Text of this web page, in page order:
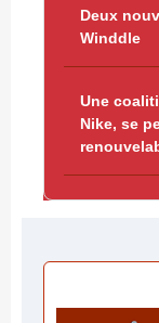
Deux
Winddle
Une
Nike, se